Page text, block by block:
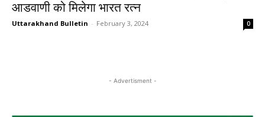
आडवाणी को मिलेगा भारत रत्न
Uttarakhand Bulletin - February 3, 2024 0
- Advertisment -